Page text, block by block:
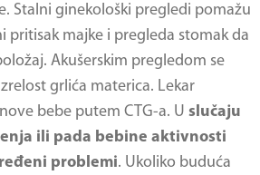
Stalni ginekološki pregledi pomažu
pritisak majke i pregleda stomak da
Akušerskim pregledom se
grlića materica. Lekar
bebe putem CTG-a. U slučaju
ili pada bebine aktivnosti
problemi. Ukoliko buduća